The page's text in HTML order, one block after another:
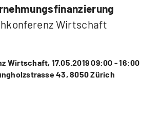
Wirtschaft
Wirtschaft, 17.05.2019 09:00 - 16:00
43, 8050 Zürich